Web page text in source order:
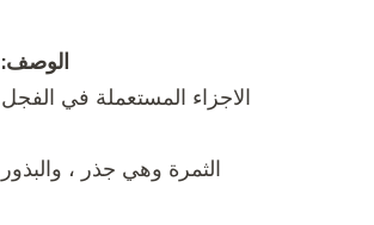
الوصف:
الاجزاء المستعملة في الفجل
الثمرة وهي جذر ، والبذور